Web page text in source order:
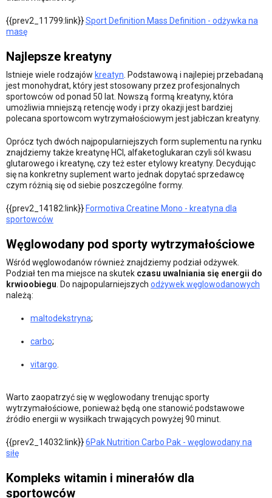
{{prev2_11799:link}}Sport Definition Mass Definition - odżywka na
masę
Najlepsze kreatyny
Istnieje wiele rodzajów kreatyn . Podstawową i najlepiej przebadaną
jest monohydrat, który jest stosowany przez profesjonalnych
sportowców od ponad 50 lat. Nowszą formą kreatyny, która
umożliwia mniejszą retencję wody i przy okazji jest bardziej
polecana sportowcom wytrzymałościowym jest jabłczan kreatyny.
Oprócz tych dwóch najpopularniejszych form suplementu na rynku
znajdziemy także kreatynę HCl, alfaketoglukaran czyli sól kwasu
glutarowego i kreatynę, czy też ester etylowy kreatyny. Decydując
się na konkretny suplement warto jednak dopytać sprzedawcę
czym różnią się od siebie poszczególne formy.
{{prev2_14182:link}} Formotiva Creatine Mono - kreatyna dla
sportowców
Węglowodany pod sporty wytrzymałościowe
Wśród węglowodanów również znajdziemy podział odżywek.
Podział ten ma miejsce na skutek czasu uwalniania się energii do
krwioobiegu . Do najpopularniejszych odżywek węglowodanowych
należą:
maltodekstryna;
carbo;
vitargo
Warto zaopatrzyć się w węglowodany trenując sporty
wytrzymałościowe, ponieważ będą one stanowić podstawowe
źródło energii w wysiłkach trwających powyżej 90 minut.
{{prev2_14032:link}}6Pak Nutrition Carbo Pak - węglowodany na
siłę
Kompleks witamin i minerałów dla
sportowców